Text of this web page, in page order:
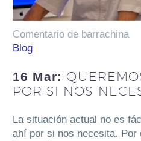
Comentario de barrachina
Blog
16 Mar:
POR SI NOS
La situación actual no es
ahí por si nos necesita. Por